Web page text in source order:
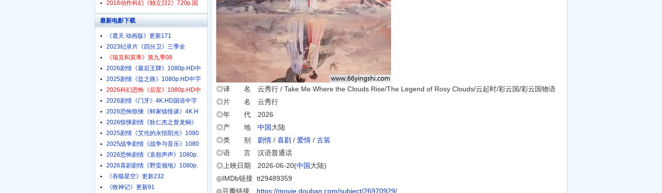
◎译 名 云秀行 / Take Me Where the Clouds Rise/The Legend of Rosy Clouds/云起时/彩云国/彩云国物语
◎片 名 云秀行
◎年 代 2026
◎产 地 中国大陆
◎类 别 剧情 / 喜剧 / 爱情 / 古装
◎语 言 汉语普通话
◎上映日期 2026-06-20(中国大陆)
◎IMDb链接 tt29489359
◎豆瓣链接 https://movie.douban.com/subject/26970929/
2016动作科幻《独立日2》720p.国
最新电影下载
《遮天 动画版》更新171
2023纪录片《四分卫》三季全
《瑞克和莫蒂》第九季08
2026剧情《最后王牌》1080p.HD中
2025剧情《盐之路》1080p.HD中字
2026科幻恐怖《后室》1080p.HD中
2026剧情《门牙》4K.HD国语中字
2026恐怖惊悚《蚌家镇怪谈》4K.H
2026惊悚剧情《狄仁杰之督龙锏》
2025剧情《艾伦的永恒阳光》1080
2025战争剧情《战争与音乐》1080
2026恐怖剧情《哀怨声声》1080p.
2026喜剧剧情《野蛮领地》1080p.
《吞噬星空》更新232
《牧神记》更新91